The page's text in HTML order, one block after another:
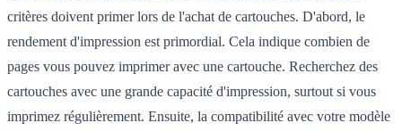
critères doivent primer lors de l'achat de cartouches. D'abord, le
rendement d'impression est primordial. Cela indique combien de
pages vous pouvez imprimer avec une cartouche. Recherchez des
cartouches avec une grande capacité d'impression, surtout si vous
imprimez régulièrement. Ensuite, la compatibilité avec votre modèle